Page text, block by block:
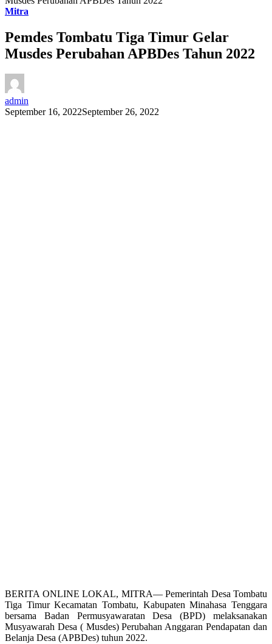
Mitra
Pemdes Tombatu Tiga Timur Gelar
Musdes Perubahan APBDes Tahun 2022
admin
September 16, 2022September 26, 2022
BERITA ONLINE LOKAL, MITRA— Pemerintah Desa Tombatu
Tiga Timur Kecamatan Tombatu, Kabupaten Minahasa Tenggara
bersama Badan Permusyawaratan Desa (BPD) melaksanakan
Musyawarah Desa ( Musdes) Perubahan Anggaran Pendapatan dan
Belanja Desa (APBDes) tuhun 2022.